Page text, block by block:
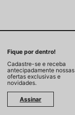
Fique por dentro!
Cadastre-se e receba
antecipadamente nossas
ofertas exclusivas e
novidades.
Assinar